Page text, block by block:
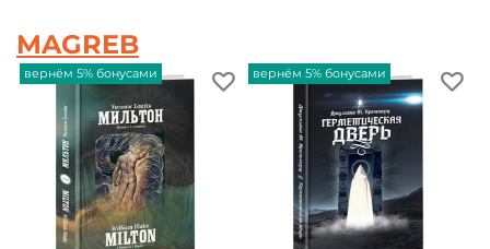
MAGREB
вернём 5% бонусами вернём 5% бонусами